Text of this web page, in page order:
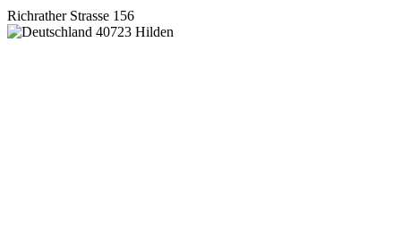
Richrather Strasse 156
40723 Hilden